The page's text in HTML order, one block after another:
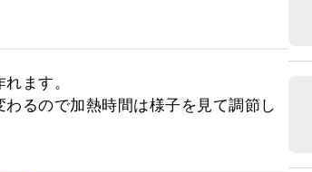
ます。
るので加熱時間は様子を見て調節し